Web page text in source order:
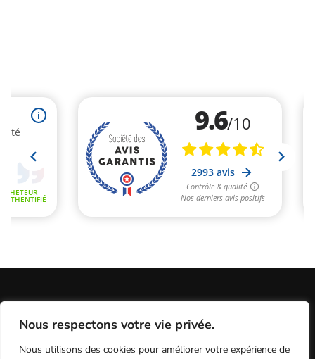
Nous respectons votre vie privée.
Nous utilisons des cookies pour améliorer votre expérience de
Informations Légales
Conditions Générales de Vente
Politique de Confidentialité / Cookies / RGP